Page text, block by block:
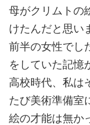
母がクリムトの
けたんだと思い
前半の女性でし
をしていた記憶
高校時代、私は
たび美術準備室
絵の才能は無か